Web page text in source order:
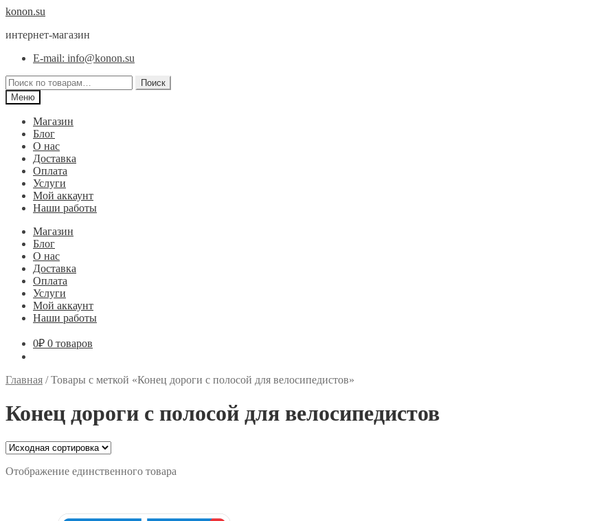
Перейти
навигации
Перейти
содержимому
konon.su
интернет-магазин
E-mail: info@konon.su
Искать:
Поиск
Меню
Магазин
Блог
О нас
Доставка
Оплата
Услуги
Мой аккаунт
Наши работы
Магазин
Блог
О нас
Доставка
Оплата
Услуги
Мой аккаунт
Наши работы
0₽ 0 товаров
Главная /Товары с меткой «Конец дороги с полосой для велосипедистов»
Конец дороги с полосой для велосипедистов
Отображение единственного товара